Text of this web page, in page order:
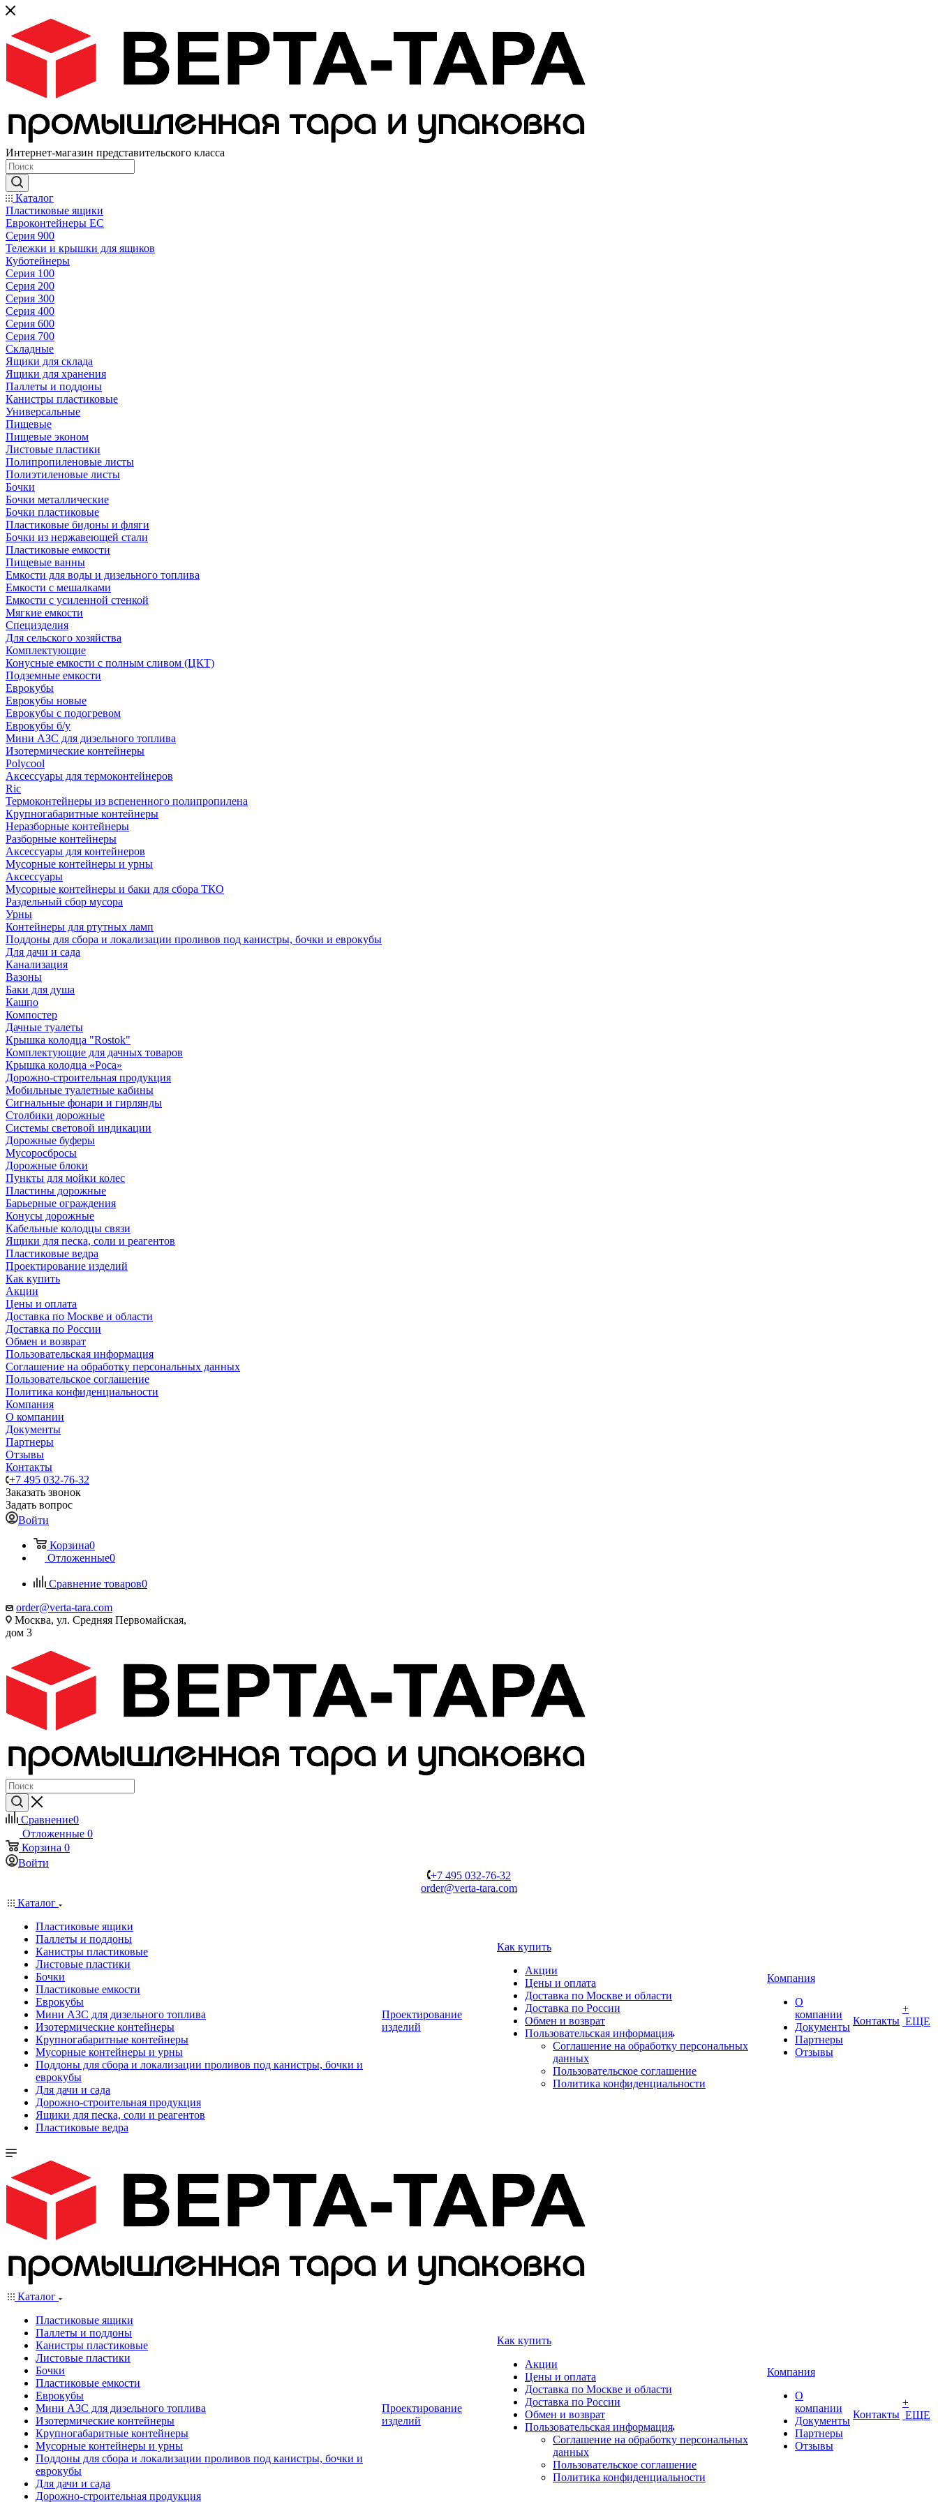
Интернет-магазин представительского класса
Каталог
Пластиковые ящики
Евроконтейнеры ЕС
Серия 900
Тележки и крышки для ящиков
Куботейнеры
Серия 100
Серия 200
Серия 300
Серия 400
Серия 600
Серия 700
Складные
Ящики для склада
Ящики для хранения
Паллеты и поддоны
Канистры пластиковые
Универсальные
Пищевые
Пищевые эконом
Листовые пластики
Полипропиленовые листы
Полиэтиленовые листы
Бочки
Бочки металлические
Бочки пластиковые
Пластиковые бидоны и фляги
Бочки из нержавеющей стали
Пластиковые емкости
Пищевые ванны
Емкости для воды и дизельного топлива
Емкости с мешалками
Емкости с усиленной стенкой
Мягкие емкости
Специзделия
Для сельского хозяйства
Комплектующие
Конусные емкости с полным сливом (ЦКТ)
Подземные емкости
Еврокубы
Еврокубы новые
Еврокубы с подогревом
Еврокубы б/у
Мини АЗС для дизельного топлива
Изотермические контейнеры
Polycool
Аксессуары для термоконтейнеров
Ric
Термоконтейнеры из вспененного полипропилена
Крупногабаритные контейнеры
Неразборные контейнеры
Разборные контейнеры
Аксессуары для контейнеров
Мусорные контейнеры и урны
Аксессуары
Мусорные контейнеры и баки для сбора ТКО
Раздельный сбор мусора
Урны
Контейнеры для ртутных ламп
Поддоны для сбора и локализации проливов под канистры, бочки и еврокубы
Для дачи и сада
Канализация
Вазоны
Баки для душа
Кашпо
Компостер
Дачные туалеты
Крышка колодца "Rostok"
Комплектующие для дачных товаров
Крышка колодца «Роса»
Дорожно-строительная продукция
Мобильные туалетные кабины
Сигнальные фонари и гирлянды
Столбики дорожные
Системы световой индикации
Дорожные буферы
Мусоросбросы
Дорожные блоки
Пункты для мойки колес
Пластины дорожные
Барьерные ограждения
Конусы дорожные
Кабельные колодцы связи
Ящики для песка, соли и реагентов
Пластиковые ведра
Проектирование изделий
Как купить
Акции
Цены и оплата
Доставка по Москве и области
Доставка по России
Обмен и возврат
Пользовательская информация
Соглашение на обработку персональных данных
Пользовательское соглашение
Политика конфиденциальности
Компания
О компании
Документы
Партнеры
Отзывы
Контакты
+7 495 032-76-32
Заказать звонок
Задать вопрос
Войти
Корзина0
Отложенные0
Сравнение товаров0
order@verta-tara.com
Москва, ул. Средняя Первомайская,
дом 3
Сравнение0
Отложенные 0
Корзина 0
Войти
+7 495 032-76-32
order@verta-tara.com
Каталог
Пластиковые ящики
Паллеты и поддоны
Канистры пластиковые
Листовые пластики
Бочки
Пластиковые емкости
Еврокубы
Мини АЗС для дизельного топлива
Изотермические контейнеры
Крупногабаритные контейнеры
Мусорные контейнеры и урны
Поддоны для сбора и локализации проливов под канистры, бочки и
еврокубы
Для дачи и сада
Дорожно-строительная продукция
Ящики для песка, соли и реагентов
Пластиковые ведра
Проектирование
изделий
Как купить
Акции
Цены и оплата
Доставка по Москве и области
Доставка по России
Обмен и возврат
Пользовательская информация
Соглашение на обработку персональных
данных
Пользовательское соглашение
Политика конфиденциальности
Компания
О
компании
Документы
Партнеры
Отзывы
Контакты
+
ЕЩЕ
Каталог
Пластиковые ящики
Паллеты и поддоны
Канистры пластиковые
Листовые пластики
Бочки
Пластиковые емкости
Еврокубы
Мини АЗС для дизельного топлива
Изотермические контейнеры
Крупногабаритные контейнеры
Мусорные контейнеры и урны
Поддоны для сбора и локализации проливов под канистры, бочки и
еврокубы
Для дачи и сада
Дорожно-строительная продукция
Проектирование
изделий
Как купить
Акции
Цены и оплата
Доставка по Москве и области
Доставка по России
Обмен и возврат
Пользовательская информация
Соглашение на обработку персональных
данных
Пользовательское соглашение
Политика конфиденциальности
Компания
О
компании
Документы
Партнеры
Отзывы
Контакты
+
ЕЩЕ